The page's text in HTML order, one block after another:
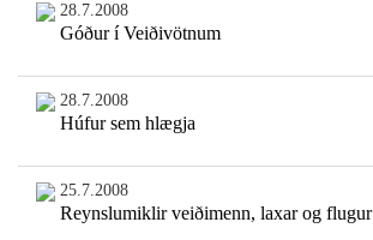
28.7.2008
Góður í Veiðivötnum
28.7.2008
Húfur sem hlægja
25.7.2008
Reynslumiklir veiðimenn, laxar og flugur